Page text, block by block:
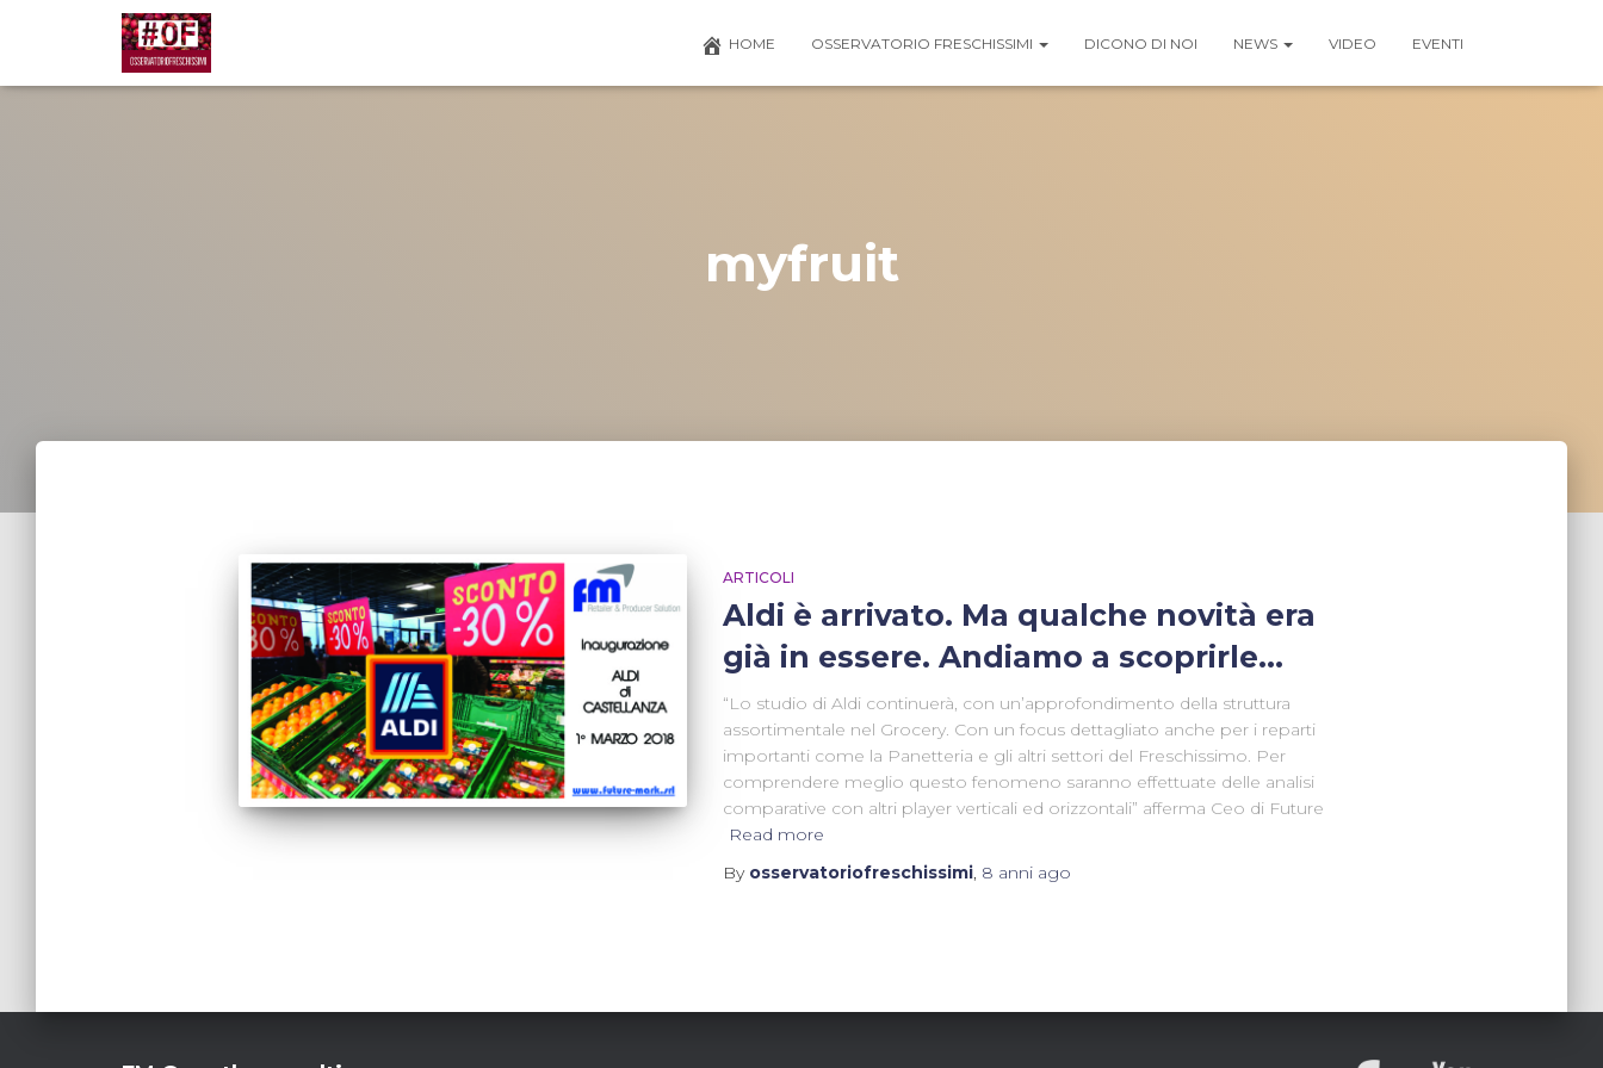
HOME OSSERVATORIO FRESCHISSIMI DICONO DI NOI NEWS VIDEO EVENTI
myfruit
ARTICOLI
Aldi è arrivato. Ma qualche novità era
già in essere. Andiamo a scoprirle…
“Lo studio di Aldi continuerà, con un’approfondimento della struttura
assortimentale nel Grocery. Con un focus dettagliato anche per i reparti
importanti come la Panetteria e gli altri settori del Freschissimo. Per
comprendere meglio questo fenomeno saranno effettuate delle analisi
comparative con altri player verticali ed orizzontali” afferma Ceo di Future
Read more
By osservatoriofreschissimi, 8 anniago